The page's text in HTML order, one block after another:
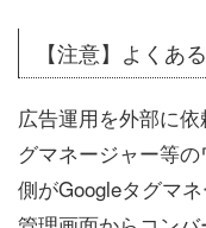
【注意】よくあ
広告運用を外部に
グマネージャー等
側がGoogleタグマ